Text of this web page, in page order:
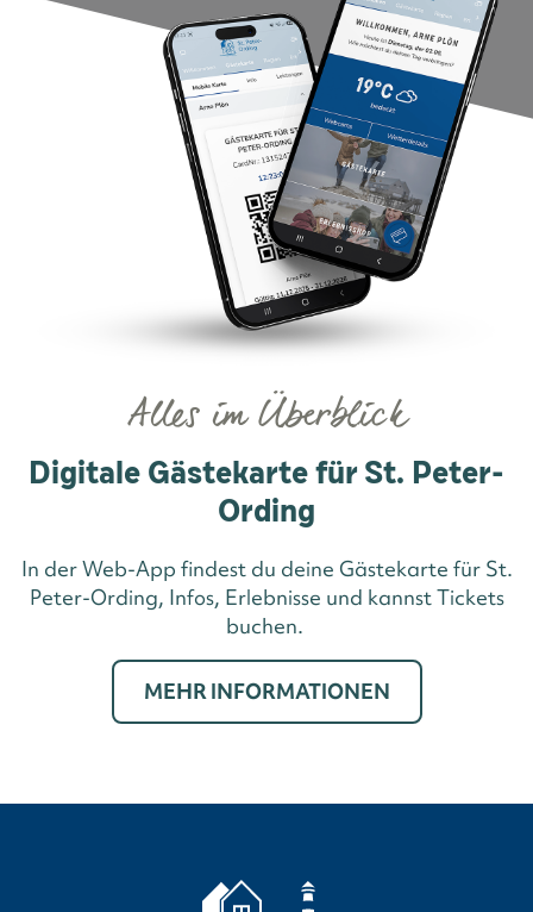
Alles im Überblick
Digitale Gästekarte für St. Peter-
Ording
In der Web-App findest du deine Gästekarte für St.
Peter-Ording, Infos, Erlebnisse und kannst Tickets
buchen.
MEHR INFORMATIONEN